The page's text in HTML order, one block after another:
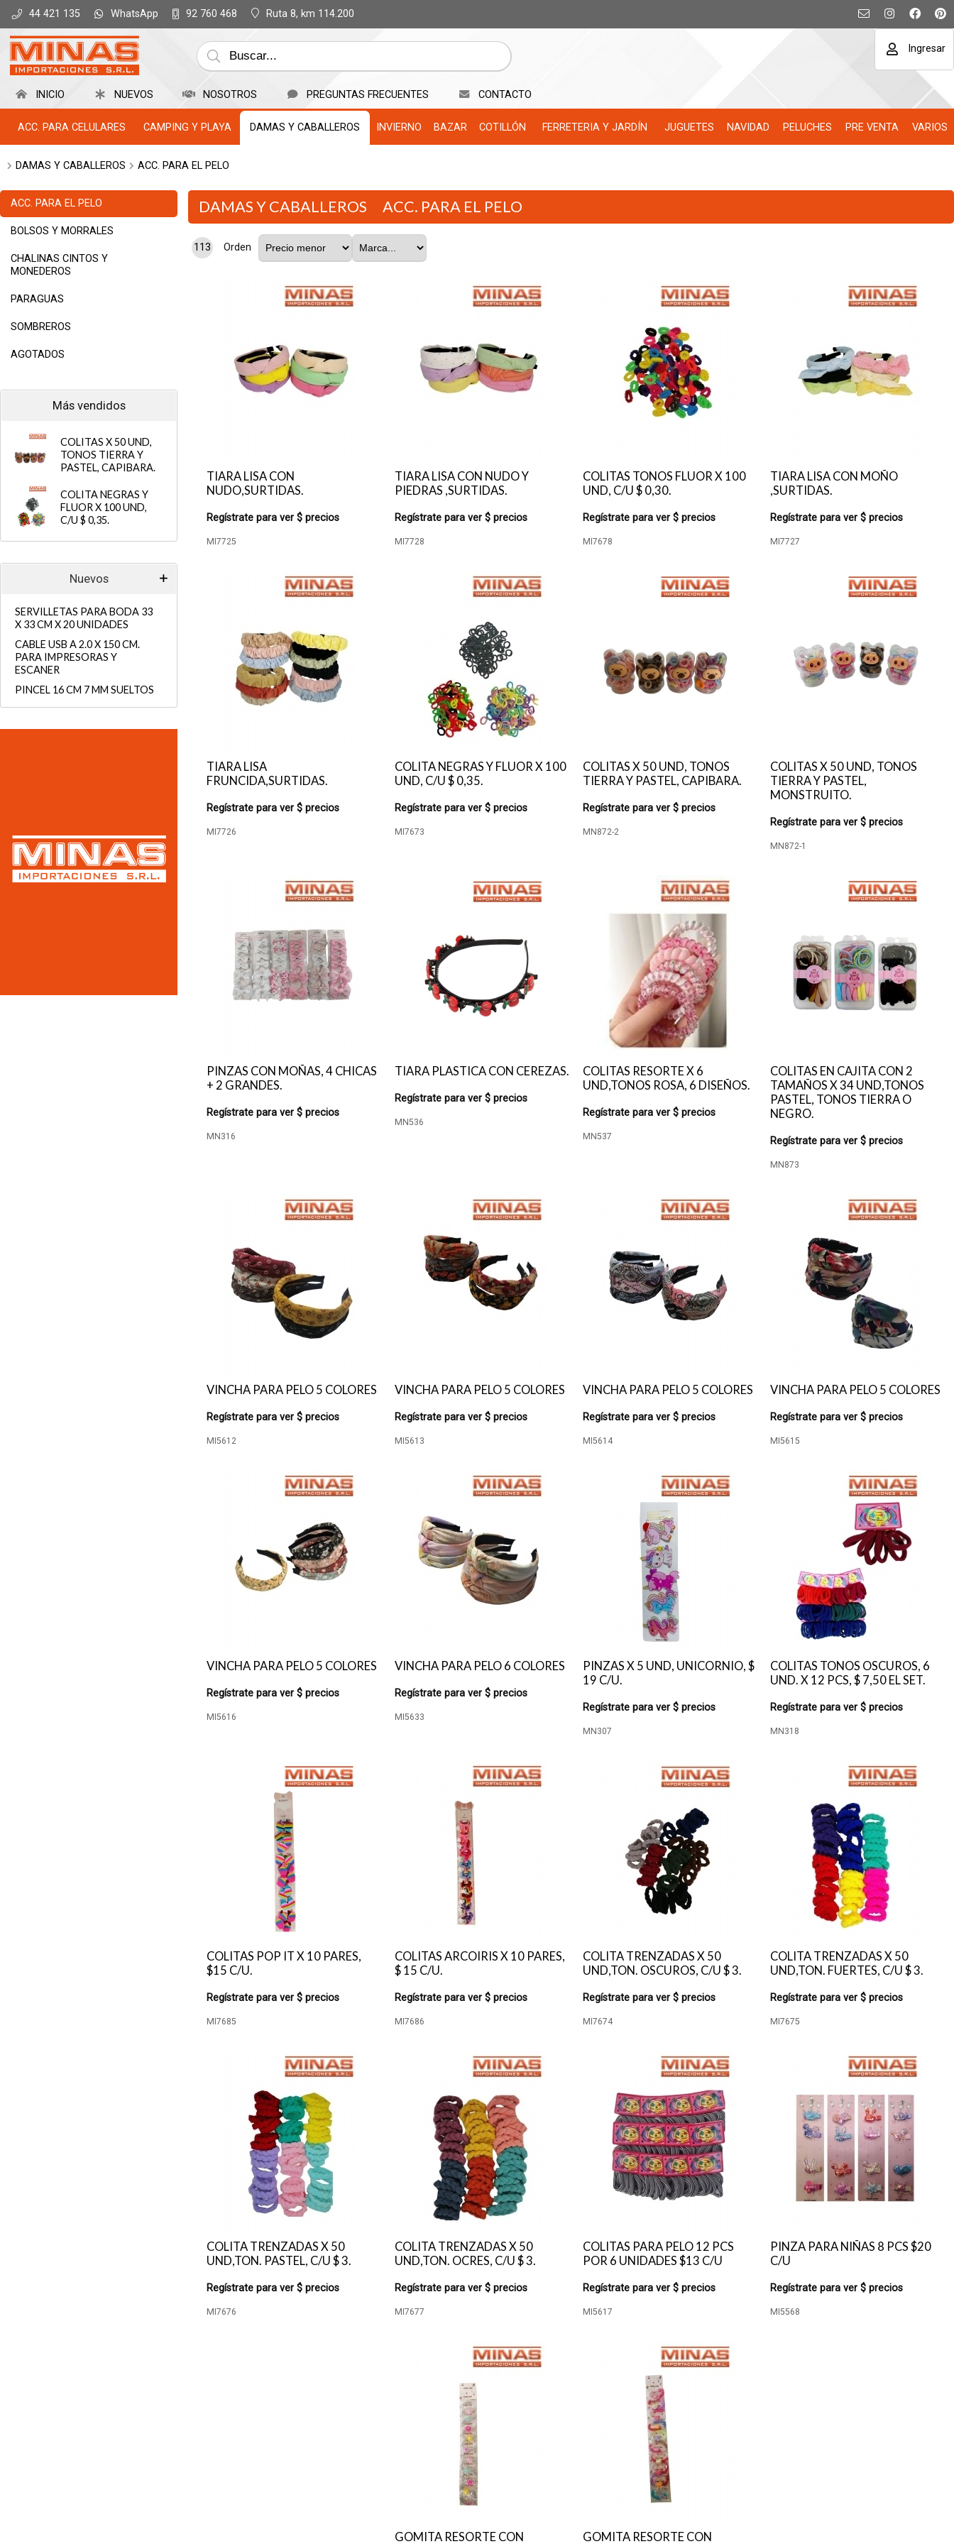
44 421 135 WhatsApp 92 760 468 Ruta 8, km 114.200
Ingresar
INICIO NUEVOS NOSOTROS PREGUNTAS FRECUENTES CONTACTO
ACC. PARA CELULARES CAMPING Y PLAYA DAMAS Y CABALLEROS INVIERNO BAZAR COTILLÓN FERRETERIA Y JARDÍN JUGUETES NAVIDAD PELUCHES PRE VENTA VARIOS
DAMAS Y CABALLEROS ACC. PARA EL PELO
ACC. PARA EL PELO
BOLSOS Y MORRALES
CHALINAS CINTOS Y
MONEDEROS
PARAGUAS
SOMBREROS
AGOTADOS
Más vendidos
COLITAS X 50 UND,
TONOS TIERRA Y
PASTEL, CAPIBARA.
COLITA NEGRAS Y
FLUOR X 100 UND,
C/U $ 0,35.
Nuevos
SERVILLETAS PARA BODA 33
X 33 CM X 20 UNIDADES
CABLE USB A 2.0 X 150 CM.
PARA IMPRESORAS Y
ESCANER
PINCEL 16 CM 7 MM SUELTOS
DAMAS Y CABALLEROS ACC. PARA EL PELO
113 Orden
TIARA LISA CON
NUDO,SURTIDAS.
Regístrate para ver $ precios
MI7725
TIARA LISA CON NUDO Y
PIEDRAS ,SURTIDAS.
Regístrate para ver $ precios
MI7728
COLITAS TONOS FLUOR X 100
UND, C/U $ 0,30.
Regístrate para ver $ precios
MI7678
TIARA LISA CON MOÑO
,SURTIDAS.
Regístrate para ver $ precios
MI7727
TIARA LISA
FRUNCIDA,SURTIDAS.
Regístrate para ver $ precios
MI7726
COLITA NEGRAS Y FLUOR X 100
UND, C/U $ 0,35.
Regístrate para ver $ precios
MI7673
COLITAS X 50 UND, TONOS
TIERRA Y PASTEL, CAPIBARA.
Regístrate para ver $ precios
MN872-2
COLITAS X 50 UND, TONOS
TIERRA Y PASTEL,
MONSTRUITO.
Regístrate para ver $ precios
MN872-1
PINZAS CON MOÑAS, 4 CHICAS
+ 2 GRANDES.
Regístrate para ver $ precios
MN316
TIARA PLASTICA CON CEREZAS.
Regístrate para ver $ precios
MN536
COLITAS RESORTE X 6
UND,TONOS ROSA, 6 DISEÑOS.
Regístrate para ver $ precios
MN537
COLITAS EN CAJITA CON 2
TAMAÑOS X 34 UND,TONOS
PASTEL, TONOS TIERRA O
NEGRO.
Regístrate para ver $ precios
MN873
VINCHA PARA PELO 5 COLORES
Regístrate para ver $ precios
MI5612
VINCHA PARA PELO 5 COLORES
Regístrate para ver $ precios
MI5613
VINCHA PARA PELO 5 COLORES
Regístrate para ver $ precios
MI5614
VINCHA PARA PELO 5 COLORES
Regístrate para ver $ precios
MI5615
VINCHA PARA PELO 5 COLORES
Regístrate para ver $ precios
MI5616
VINCHA PARA PELO 6 COLORES
Regístrate para ver $ precios
MI5633
PINZAS X 5 UND, UNICORNIO, $
19 C/U.
Regístrate para ver $ precios
MN307
COLITAS TONOS OSCUROS, 6
UND. X 12 PCS, $ 7,50 EL SET.
Regístrate para ver $ precios
MN318
COLITAS POP IT X 10 PARES,
$15 C/U.
Regístrate para ver $ precios
MI7685
COLITAS ARCOIRIS X 10 PARES,
$ 15 C/U.
Regístrate para ver $ precios
MI7686
COLITA TRENZADAS X 50
UND,TON. OSCUROS, C/U $ 3.
Regístrate para ver $ precios
MI7674
COLITA TRENZADAS X 50
UND,TON. FUERTES, C/U $ 3.
Regístrate para ver $ precios
MI7675
COLITA TRENZADAS X 50
UND,TON. PASTEL, C/U $ 3.
Regístrate para ver $ precios
MI7676
COLITA TRENZADAS X 50
UND,TON. OCRES, C/U $ 3.
Regístrate para ver $ precios
MI7677
COLITAS PARA PELO 12 PCS
POR 6 UNIDADES $13 C/U
Regístrate para ver $ precios
MI5617
PINZA PARA NIÑAS 8 PCS $20
C/U
Regístrate para ver $ precios
MI5568
GOMITA RESORTE CON GOMITA RESORTE CON